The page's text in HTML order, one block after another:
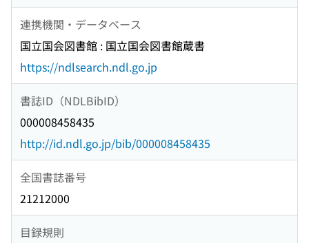
連携機関・データベース
国立国会図書館 : 国立国会図書館蔵書
https://ndlsearch.ndl.go.jp
書誌ID（NDLBibID）
000008458435
http://id.ndl.go.jp/bib/000008458435
全国書誌番号
21212000
目録規則